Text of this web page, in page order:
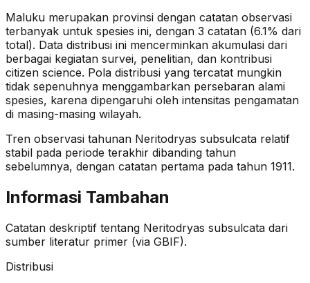
Maluku merupakan provinsi dengan catatan observasi
terbanyak untuk spesies ini, dengan 3 catatan (6.1% dari
total). Data distribusi ini mencerminkan akumulasi dari
berbagai kegiatan survei, penelitian, dan kontribusi
citizen science. Pola distribusi yang tercatat mungkin
tidak sepenuhnya menggambarkan persebaran alami
spesies, karena dipengaruhi oleh intensitas pengamatan
di masing-masing wilayah.
Tren observasi tahunan Neritodryas subsulcata relatif
stabil pada periode terakhir dibanding tahun
sebelumnya, dengan catatan pertama pada tahun 1911.
Informasi Tambahan
Catatan deskriptif tentang Neritodryas subsulcata dari
sumber literatur primer (via GBIF).
Distribusi